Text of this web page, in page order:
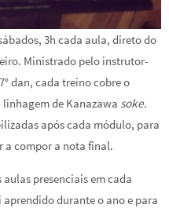
3h cada aula, direto do
Ministrado pelo instrutor-
dan, cada treino cobre o
de Kanazawa soke.
após cada módulo, para
a compor a nota final.
presenciais em cada
durante o ano e para